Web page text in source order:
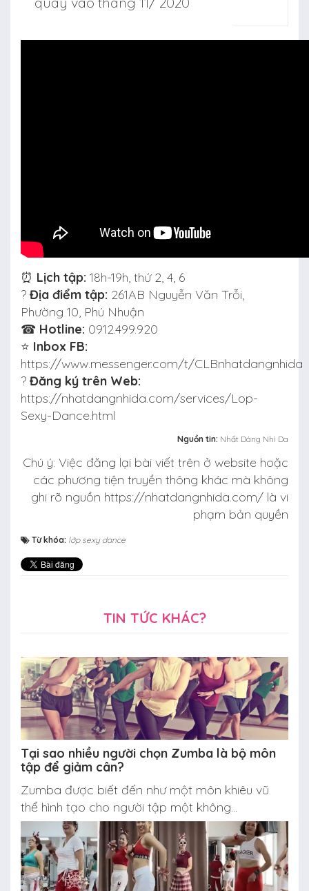
⏰ Lịch tập: 18h-19h, thứ 2, 4, 6
? Địa điểm tập: 261AB Nguyễn Văn Trỗi,
Phường 10, Phú Nhuận
☎ Hotline: 0912.499.920
⭐ Inbox FB:
https://www.messenger.com/t/CLBnhatdangnhida
?️ Đăng ký trên Web:
https://nhatdangnhida.com/services/Lop-
Sexy-Dance.html
Nguồn tin: Nhất Dáng Nhì Da
Chú ý: Việc đăng lại bài viết trên ở website hoặc
các phương tiện truyền thông khác mà không
ghi rõ nguồn https://nhatdangnhida.com/ là vi
phạm bản quyền
Từ khóa: lớp sexy dance
TIN TỨC KHÁC?
Tại sao nhiều người chọn Zumba là bộ môn
tập để giảm cân?
Zumba được biết đến như một môn khiêu vũ
thể hình tạo cho người tập một không...